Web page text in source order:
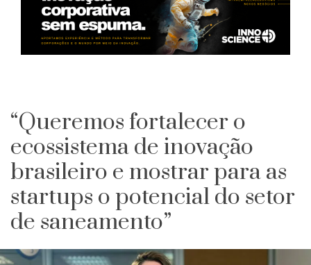
“Queremos fortalecer o
ecossistema de inovação
brasileiro e mostrar para as
startups o potencial do setor
de saneamento”